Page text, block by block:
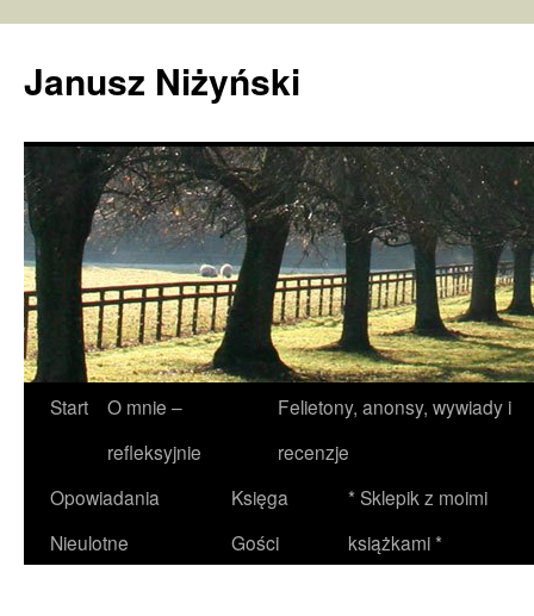
Janusz Niżyński
Przejdź
treści
Start
O mnie –
refleksyjnie
Felietony, anonsy, wywiady i
recenzje
Opowiadania
Nieulotne
Księga
Gości
* Sklepik z moimi
książkami *